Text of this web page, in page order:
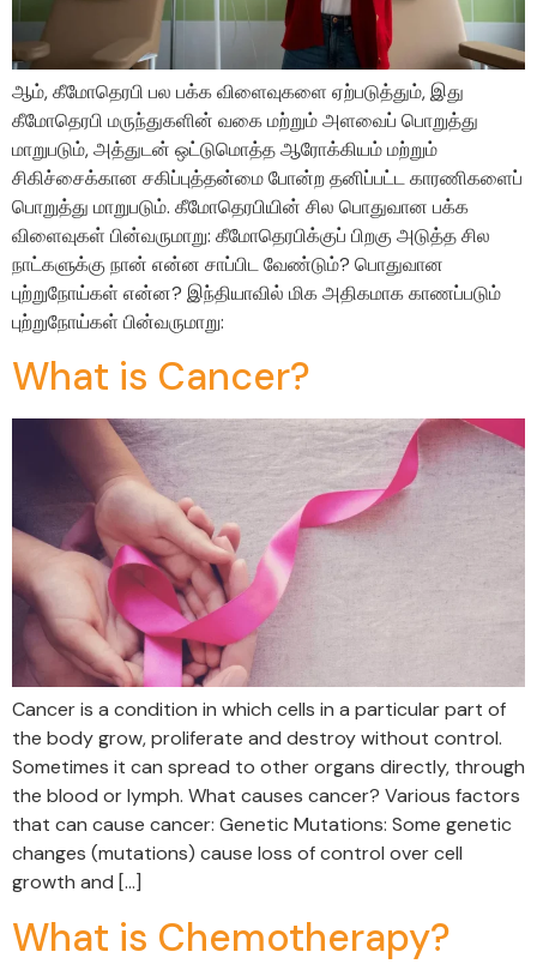
ஆம், கீமோதெரபி பல பக்க விளைவுகளை ஏற்படுத்தும், இது
கீமோதெரபி மருந்துகளின் வகை மற்றும் அளவைப் பொறுத்து
மாறுபடும், அத்துடன் ஒட்டுமொத்த ஆரோக்கியம் மற்றும்
சிகிச்சைக்கான சகிப்புத்தன்மை போன்ற தனிப்பட்ட காரணிகளைப்
பொறுத்து மாறுபடும். கீமோதெரபியின் சில பொதுவான பக்க
விளைவுகள் பின்வருமாறு: கீமோதெரபிக்குப் பிறகு அடுத்த சில
நாட்களுக்கு நான் என்ன சாப்பிட வேண்டும்? பொதுவான
புற்றுநோய்கள் என்ன? இந்தியாவில் மிக அதிகமாக காணப்படும்
புற்றுநோய்கள் பின்வருமாறு:
What is Cancer?
Cancer is a condition in which cells in a particular part of
the body grow, proliferate and destroy without control.
Sometimes it can spread to other organs directly, through
the blood or lymph. What causes cancer? Various factors
that can cause cancer: Genetic Mutations: Some genetic
changes (mutations) cause loss of control over cell
growth and […]
What is Chemotherapy?